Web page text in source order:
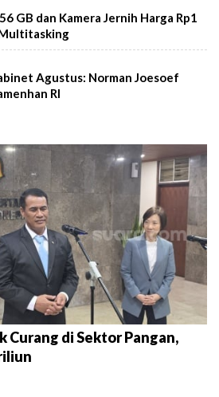
GB dan Kamera Jernih Harga Rp1
Agustus: Norman Joesoef
RI
Curang di Sektor Pangan,